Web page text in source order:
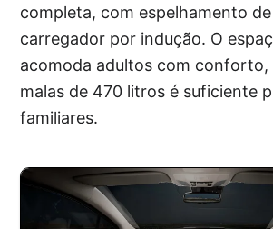
completa, com espelhamento
carregador por indução. O
acomoda adultos com
malas de 470 litros é suficiente
familiares.